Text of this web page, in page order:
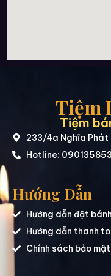
Tiệm
Tiệm
233/4a Nghĩa Phát
Hotline:
Hướng Dẫn
Hướng dẫn đặt bánh
Hướng dẫn thanh
Chính sách bảo mật